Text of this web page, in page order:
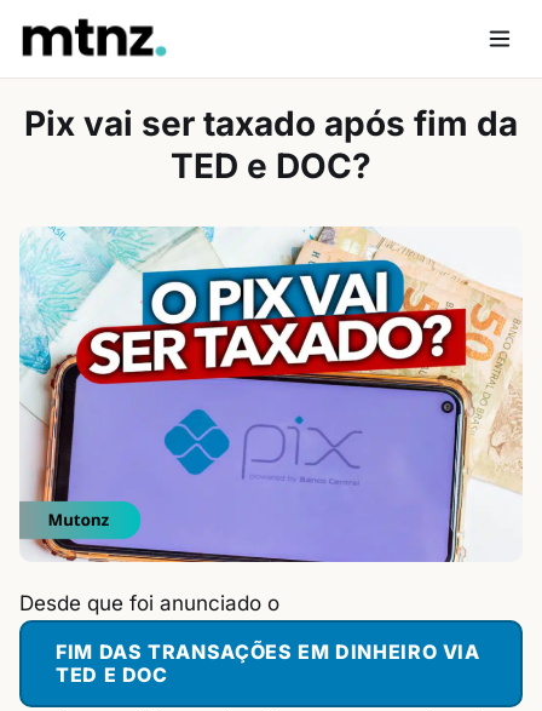
content
Pix vai ser taxado após fim da
TED e DOC?
Desde que foi anunciado o
FIM DAS TRANSAÇÕES EM DINHEIRO VIA
TED E DOC